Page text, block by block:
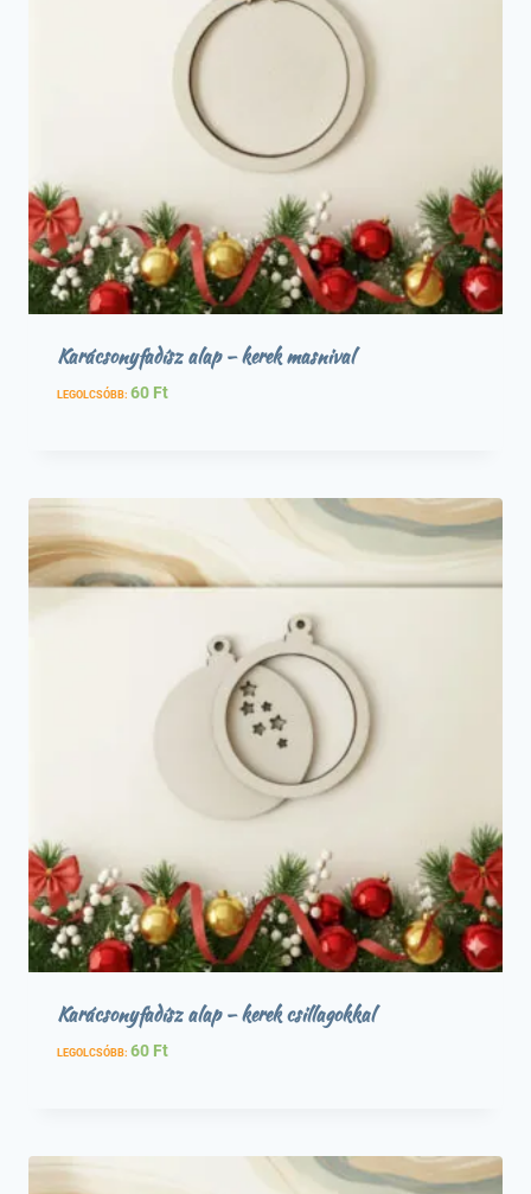
Karácsonyfadísz alap – kerek masnival
LEGOLCSÓBB: 60 Ft
Karácsonyfadísz alap – kerek csillagokkal
LEGOLCSÓBB: 60 Ft